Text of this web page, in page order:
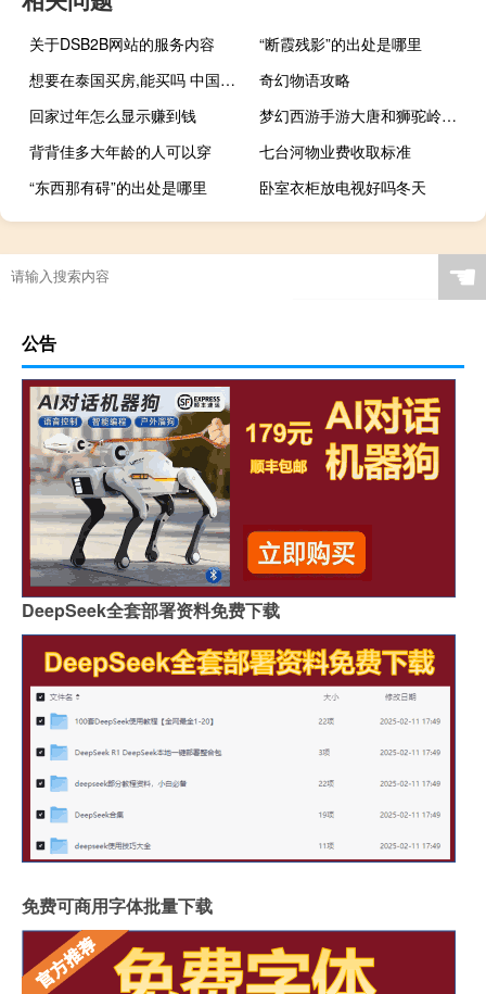
关于DSB2B网站的服务内容
“断霞残影”的出处是哪里
想要在泰国买房,能买吗 中国人去泰国买房
奇幻物语攻略
回家过年怎么显示赚到钱
梦幻西游手游大唐和狮驼岭哪个好
背背佳多大年龄的人可以穿
七台河物业费收取标准
“东西那有碍”的出处是哪里
卧室衣柜放电视好吗冬天
b2b国外平台有哪几个
☚
公告
DeepSeek全套部署资料免费下载
免费可商用字体批量下载